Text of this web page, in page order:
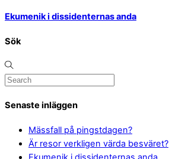
Ekumenik i dissidenternas anda
Sök
Senaste inläggen
Mässfall på pingstdagen?
Är resor verkligen värda besväret?